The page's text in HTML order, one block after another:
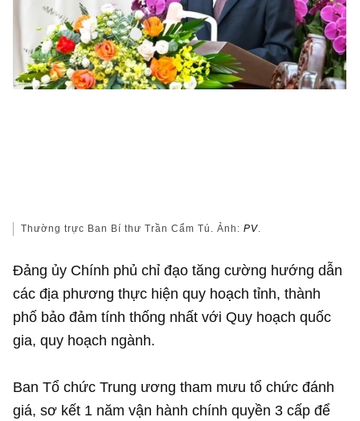
Thường trực Ban Bí thư Trần Cẩm Tú. Ảnh:PV.
Đảng ủy Chính phủ chỉ đạo tăng cường hướng dẫn
các địa phương thực hiện quy hoạch tỉnh, thành
phố bảo đảm tính thống nhất với Quy hoạch quốc
gia, quy hoạch ngành.
Ban Tổ chức Trung ương tham mưu tổ chức đánh
giá, sơ kết 1 năm vận hành chính quyền 3 cấp để